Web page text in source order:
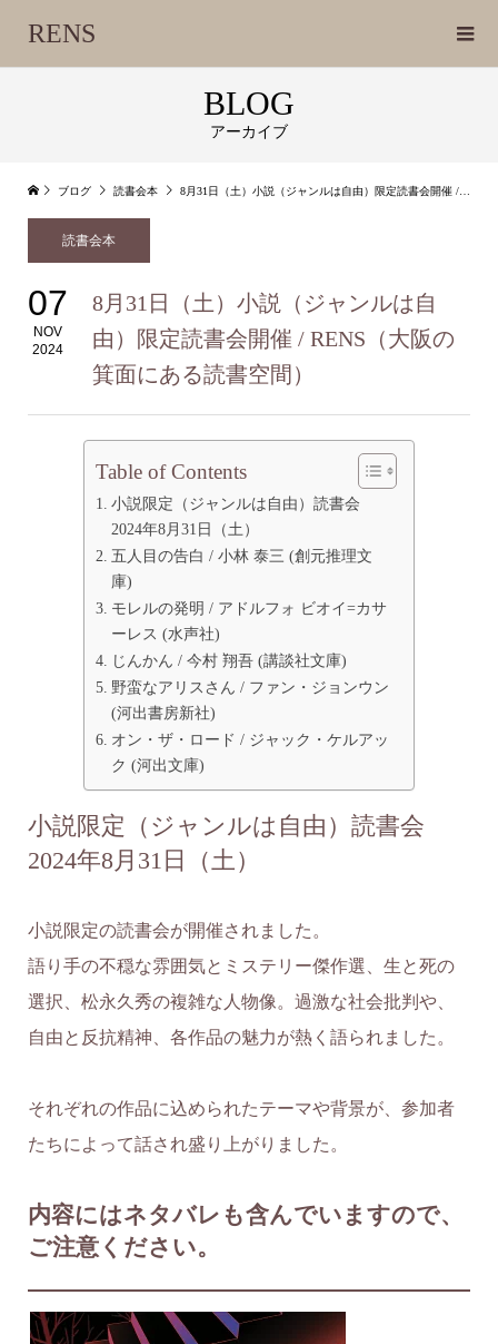
RENS
BLOG
アーカイブ
ブログ 読書会本 8月31日（土）小説（ジャンルは自由）限定読書会開催 / RENS（大阪の箕面にある読書空間）
読書会本
07
NOV
2024
8月31日（土）小説（ジャンルは自
由）限定読書会開催 / RENS（大阪の
箕面にある読書空間）
Table of Contents
小説限定（ジャンルは自由）読書会
2024年8月31日（土）
五人目の告白 / 小林 泰三 (創元推理文
庫)
モレルの発明 / アドルフォ ビオイ=カサ
ーレス (水声社)
じんかん / 今村 翔吾 (講談社文庫)
野蛮なアリスさん / ファン・ジョンウン
(河出書房新社)
オン・ザ・ロード / ジャック・ケルアッ
ク (河出文庫)
小説限定（ジャンルは自由）読書会
2024年8月31日（土）
小説限定の読書会が開催されました。
語り手の不穏な雰囲気とミステリー傑作選、生と死の
選択、松永久秀の複雑な人物像。過激な社会批判や、
自由と反抗精神、各作品の魅力が熱く語られました。
それぞれの作品に込められたテーマや背景が、参加者
たちによって話され盛り上がりました。
内容にはネタバレも含んでいますので、
ご注意ください。